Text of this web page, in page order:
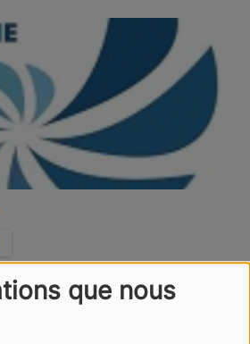
que nous
et Jean-Yves Martin, ancien
l'APSO 85.